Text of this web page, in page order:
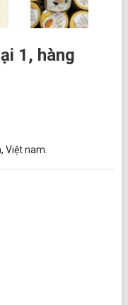
1, hàng
Việt nam.